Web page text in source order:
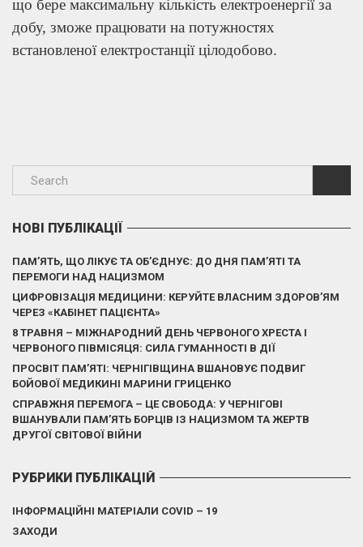
що бере максимальну кількість електроенергії за
добу, зможе працювати на потужностях
встановленої електростанції цілодобово.
НОВІ ПУБЛІКАЦІЇ
ПАМ’ЯТЬ, ЩО ЛІКУЄ ТА ОБ’ЄДНУЄ: ДО ДНЯ ПАМ’ЯТІ ТА
ПЕРЕМОГИ НАД НАЦИЗМОМ
ЦИФРОВІЗАЦІЯ МЕДИЦИНИ: КЕРУЙТЕ ВЛАСНИМ ЗДОРОВ’ЯМ
ЧЕРЕЗ «КАБІНЕТ ПАЦІЄНТА»
8 ТРАВНЯ – МІЖНАРОДНИЙ ДЕНЬ ЧЕРВОНОГО ХРЕСТА І
ЧЕРВОНОГО ПІВМІСЯЦЯ: СИЛА ГУМАННОСТІ В ДІЇ
ПРОСВІТ ПАМ’ЯТІ: ЧЕРНІГІВЩИНА ВШАНОВУЄ ПОДВИГ
БОЙОВОЇ МЕДИКИНІ МАРИНИ ГРИЦЕНКО
СПРАВЖНЯ ПЕРЕМОГА – ЦЕ СВОБОДА: У ЧЕРНІГОВІ
ВШАНУВАЛИ ПАМ’ЯТЬ БОРЦІВ ІЗ НАЦИЗМОМ ТА ЖЕРТВ
ДРУГОЇ СВІТОВОЇ ВІЙНИ
РУБРИКИ ПУБЛІКАЦІЙ
ІНФОРМАЦІЙНІ МАТЕРІАЛИ COVID – 19
ЗАХОДИ